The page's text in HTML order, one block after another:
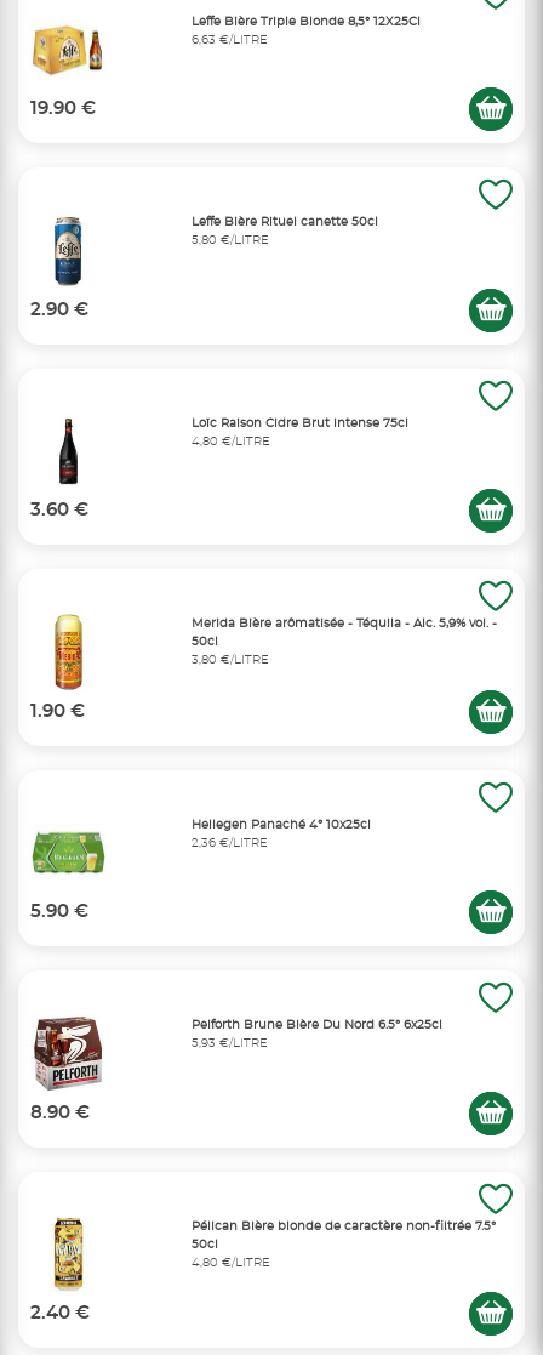
Leffe Bière Triple Blonde 8,5° 12X25Cl
6,63 €/LITRE
19.90 €
Leffe Bière Rituel canette 50cl
5,80 €/LITRE
2.90 €
Loïc Raison Cidre Brut intense 75cl
4,80 €/LITRE
3.60 €
Merida Bière arômatisée - Téquila - Alc. 5,9% vol. -
50cl
3,80 €/LITRE
1.90 €
Hellegen Panaché 4° 10x25cl
2,36 €/LITRE
5.90 €
Pelforth Brune Bière Du Nord 6.5° 6x25cl
5,93 €/LITRE
8.90 €
Pélican Bière blonde de caractère non-filtrée 7.5°
50cl
4,80 €/LITRE
2.40 €